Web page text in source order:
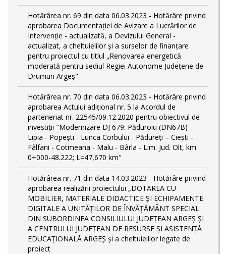
Hotărârea nr. 69 din data 06.03.2023 - Hotărâre privind
aprobarea Documentației de Avizare a Lucrărilor de
Intervenție - actualizată, a Devizului General -
actualizat, a cheltuielilor și a surselor de finanțare
pentru proiectul cu titlul „Renovarea energetică
moderată pentru sediul Regiei Autonome Județene de
Drumuri Argeș"
Hotărârea nr. 70 din data 06.03.2023 - Hotărâre privind
aprobarea Actului adițional nr. 5 la Acordul de
parteneriat nr. 22545/09.12.2020 pentru obiectivul de
investiții "Modernizare DJ 679: Păduroiu (DN67B) -
Lipia - Popești - Lunca Corbului - Pădureți – Ciești -
Fâlfani - Cotmeana - Malu - Bârla - Lim. Jud. Olt, km
0+000-48.222; L=47,670 km"
Hotărârea nr. 71 din data 14.03.2023 - Hotărâre privind
aprobarea realizării proiectului „DOTAREA CU
MOBILIER, MATERIALE DIDACTICE ȘI ECHIPAMENTE
DIGITALE A UNITĂȚILOR DE ÎNVĂȚĂMÂNT SPECIAL
DIN SUBORDINEA CONSILIULUI JUDEȚEAN ARGEȘ ȘI
A CENTRULUI JUDEȚEAN DE RESURSE ȘI ASISTENȚĂ
EDUCAȚIONALĂ ARGEȘ și a cheltuielilor legate de
proiect